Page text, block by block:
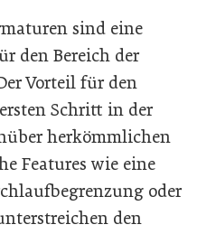
sind eine
den Bereich der
Vorteil für den
Schritt in der
herkömmlichen
Features wie eine
oder
den